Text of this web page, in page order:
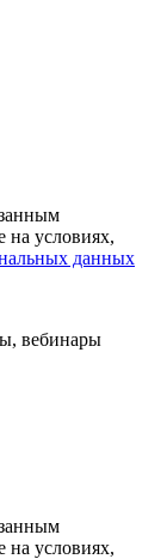
на условиях,
данных
вебинары
на условиях,